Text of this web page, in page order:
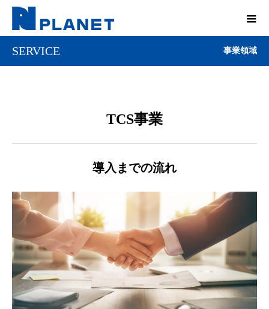
SERVICE 事業領域
TCS事業
導入までの流れ